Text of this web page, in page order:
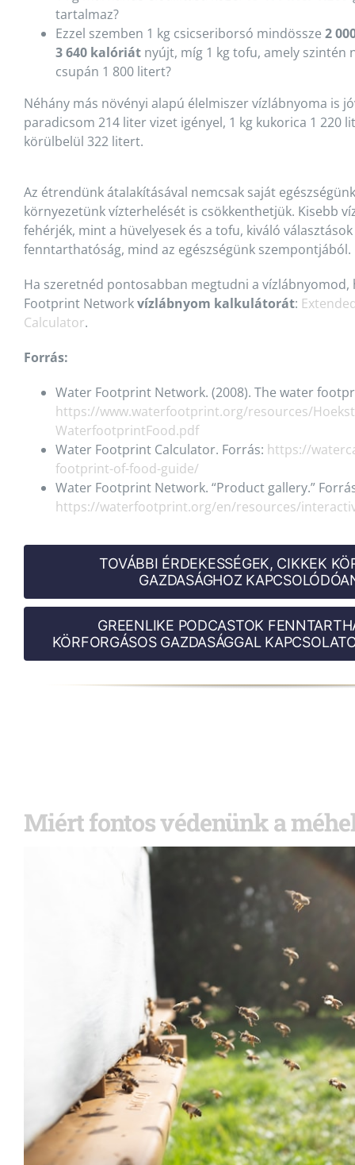
tartalmaz?
Ezzel szemben 1 kg csicseriborsó mindössze 2
3 640 kalóriátnyújt, míg 1 kg tofu, amely szintén
csupán 1 800 litert?
Néhány más növényi alapú élelmiszer vízlábnyoma is
paradicsom 214 liter vizet igényel, 1 kg kukorica 1 220
körülbelül 322 litert.
Az étrendünk átalakításával nemcsak saját
környezetünk vízterhelését is csökkenthetjük. Kisebb
fehérjék, mint a hüvelyesek és a tofu, kiváló
fenntarthatóság, mind az egészségünk szempontjából.
Ha szeretnéd pontosabban megtudni a vízlábnyomod,
Footprint Networkvízlábnyom kalkulátorát:
Calculator.
Forrás:
Water Footprint Network. (2008). The water
https://www.waterfootprint.org/resources/
WaterfootprintFood.pdf
Water Footprint Calculator. Forrás: https://
footprint-of-food-guide/
Water Footprint Network. “Product gallery.”
https://waterfootprint.org/en/resources/
TOVÁBBI ÉRDEKESSÉGEK, CIKKEK
GAZDASÁGHOZ
GREENLIKE PODCASTOK
KÖRFORGÁSOS GAZDASÁGGAL
Miért fontos védenünk a